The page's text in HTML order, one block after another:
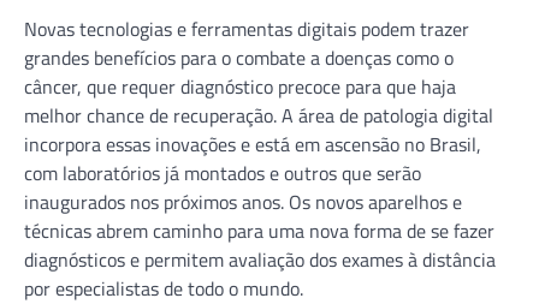
Novas tecnologias e ferramentas digitais podem trazer
grandes benefícios para o combate a doenças como o
câncer, que requer diagnóstico precoce para que haja
melhor chance de recuperação. A área de patologia digital
incorpora essas inovações e está em ascensão no Brasil,
com laboratórios já montados e outros que serão
inaugurados nos próximos anos. Os novos aparelhos e
técnicas abrem caminho para uma nova forma de se fazer
diagnósticos e permitem avaliação dos exames à distância
por especialistas de todo o mundo.